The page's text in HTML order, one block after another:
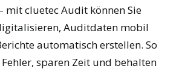
mit cluetec Audit können Sie
Auditdaten mobil
automatisch erstellen. So
sparen Zeit und behalten